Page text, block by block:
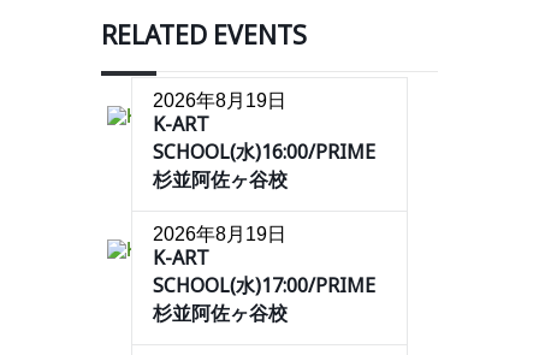
RELATED EVENTS
2026年8月19日
K-ART
SCHOOL(水)16:00/PRIME
杉並阿佐ヶ谷校
2026年8月19日
K-ART
SCHOOL(水)17:00/PRIME
杉並阿佐ヶ谷校